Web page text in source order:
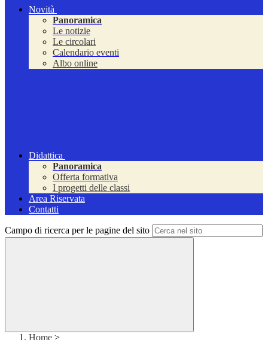
Novità
Panoramica
Le notizie
Le circolari
Calendario eventi
Albo online
Didattica
Panoramica
Offerta formativa
I progetti delle classi
Area Riservata
Contatti
Campo di ricerca per le pagine del sito
Home >